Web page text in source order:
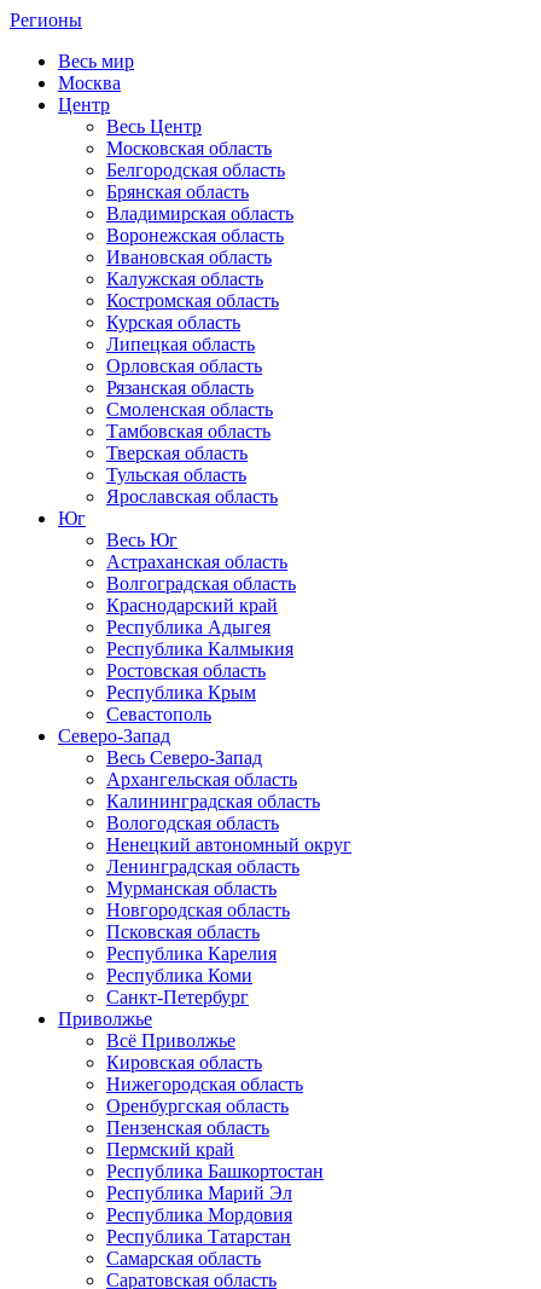
Регионы
Весь мир
Москва
Центр
Весь Центр
Московская область
Белгородская область
Брянская область
Владимирская область
Воронежская область
Ивановская область
Калужская область
Костромская область
Курская область
Липецкая область
Орловская область
Рязанская область
Смоленская область
Тамбовская область
Тверская область
Тульская область
Ярославская область
Юг
Весь Юг
Астраханская область
Волгоградская область
Краснодарский край
Республика Адыгея
Республика Калмыкия
Ростовская область
Республика Крым
Севастополь
Северо-Запад
Весь Северо-Запад
Архангельская область
Калининградская область
Вологодская область
Ненецкий автономный округ
Ленинградская область
Мурманская область
Новгородская область
Псковская область
Республика Карелия
Республика Коми
Санкт-Петербург
Приволжье
Всё Приволжье
Кировская область
Нижегородская область
Оренбургская область
Пензенская область
Пермский край
Республика Башкортостан
Республика Марий Эл
Республика Мордовия
Республика Татарстан
Самарская область
Саратовская область